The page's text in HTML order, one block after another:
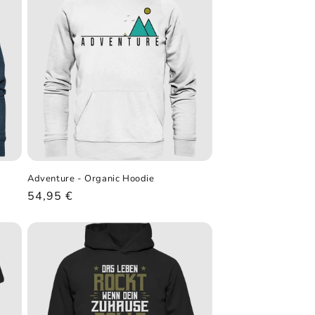
Adventure - Organic Hoodie
Normaler
54,95 €